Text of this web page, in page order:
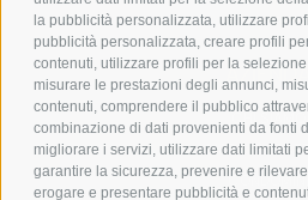
la pubblicità personalizzata, utilizzare
pubblicità personalizzata, creare profili
contenuti, utilizzare profili per la
misurare le prestazioni degli annunci,
contenuti, comprendere il pubblico
combinazione di dati provenienti da fonti
migliorare i servizi, utilizzare dati limitati
garantire la sicurezza, prevenire e
erogare e presentare pubblicità e
CHI SIAMO
MARCHI
CONDOMINI